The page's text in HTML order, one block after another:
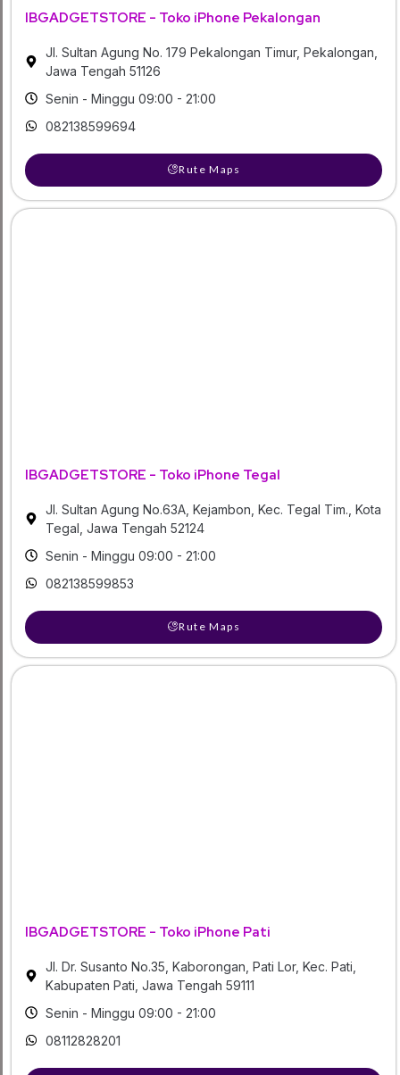
IBGADGETSTORE - Toko iPhone Pekalongan
Jl. Sultan Agung No. 179 Pekalongan Timur, Pekalongan,
Jawa Tengah 51126
Senin - Minggu 09:00 - 21:00
082138599694
Rute Maps
IBGADGETSTORE - Toko iPhone Tegal
Jl. Sultan Agung No.63A, Kejambon, Kec. Tegal Tim., Kota
Tegal, Jawa Tengah 52124
Senin - Minggu 09:00 - 21:00
082138599853
Rute Maps
IBGADGETSTORE - Toko iPhone Pati
Jl. Dr. Susanto No.35, Kaborongan, Pati Lor, Kec. Pati,
Kabupaten Pati, Jawa Tengah 59111
Senin - Minggu 09:00 - 21:00
08112828201